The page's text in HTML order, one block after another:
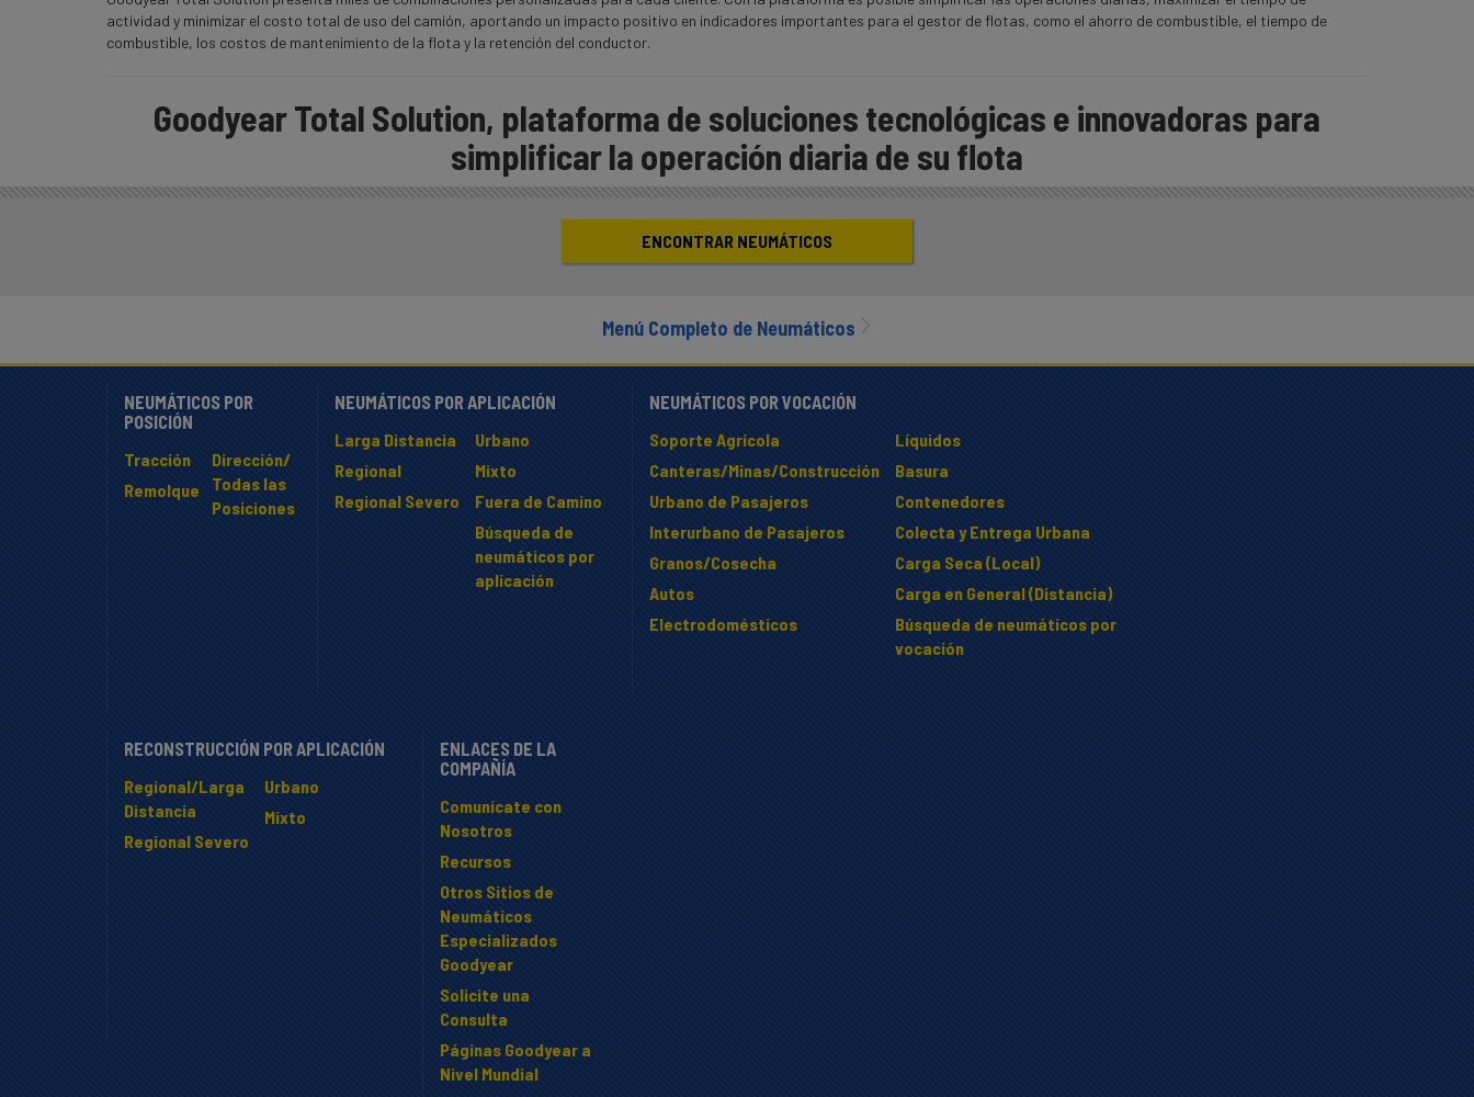
actividad y minimizar el costo total de uso del camión, aportando un impacto positivo en indicadores importantes para el gestor de flotas, como el ahorro de combustible, el tiempo de
combustible, los costos de mantenimiento de la flota y la retención del conductor.
Goodyear Total Solution, plataforma de soluciones tecnológicas e innovadoras para
simplificar la operación diaria de su flota
ENCONTRAR NEUMÁTICOS
Menú Completo de Neumáticos
NEUMÁTICOS POR
POSICIÓN
Tracción
Remolque
Dirección/
Todas las
Posiciones
NEUMÁTICOS POR APLICACIÓN
Larga Distancia
Regional
Regional Severo
Urbano
Mixto
Fuera de Camino
Búsqueda de
neumáticos por
aplicación
NEUMÁTICOS POR VOCACIÓN
Soporte Agrícola
Canteras/Minas/Construcción
Urbano de Pasajeros
Interurbano de Pasajeros
Granos/Cosecha
Autos
Electrodomésticos
Líquidos
Basura
Contenedores
Colecta y Entrega Urbana
Carga Seca (Local)
Carga en General (Distancia)
Búsqueda de neumáticos por
vocación
RECONSTRUCCIÓN POR APLICACIÓN
Regional/Larga
Distancia
Regional Severo
Urbano
Mixto
ENLACES DE LA
COMPAÑÍA
Comunícate con
Nosotros
Recursos
Otros Sitios de
Neumáticos
Especializados
Goodyear
Solicite una
Consulta
Páginas Goodyear a
Nivel Mundial